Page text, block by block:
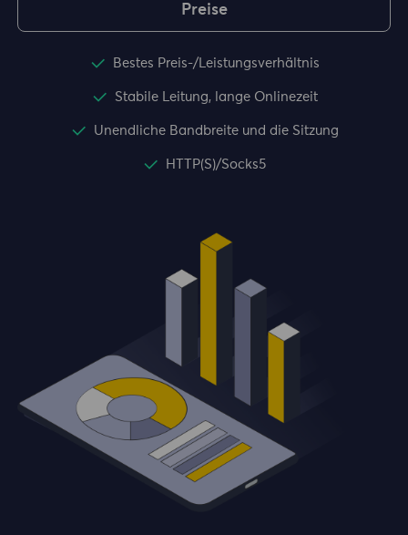
Preise
Bestes Preis-/Leistungsverhältnis
Stabile Leitung, lange Onlinezeit
Unendliche Bandbreite und die Sitzung
HTTP(S)/Socks5